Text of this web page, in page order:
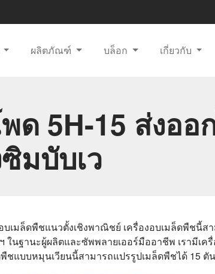
ผลิตภัณฑ์ บล็อก เกี่ยวกับ
ด 5H-15 ส่งออ
มบับเว
เมล็ดพืชแนวตั้งเชิงพาณิชย์ เครื่องอบเมล็ดพืชนี้ส
นฐานะผู้ผลิตและซัพพลายเออร์มืออาชีพ เรามีเค
แบบหมุนเวียนนี้สามารถแปรรูปเมล็ดพืชได้ 15 ตั